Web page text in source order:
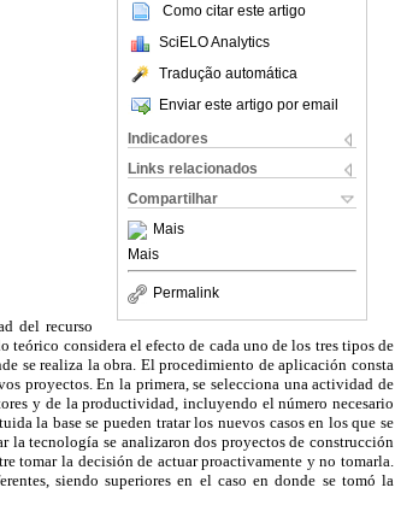
Como citar este artigo
SciELO Analytics
Tradução automática
Enviar este artigo por email
Indicadores
Links relacionados
Compartilhar
Mais
Mais
Permalink
del recurso
considera el efecto de cada uno de los tres tipos de
se realiza la obra. El procedimiento de aplicación consta
proyectos. En la primera, se selecciona una actividad de
y de la productividad, incluyendo el número necesario
la base se pueden tratar los nuevos casos en los que se
la tecnología se analizaron dos proyectos de construcción
tomar la decisión de actuar proactivamente y no tomarla.
siendo superiores en el caso en donde se tomó la